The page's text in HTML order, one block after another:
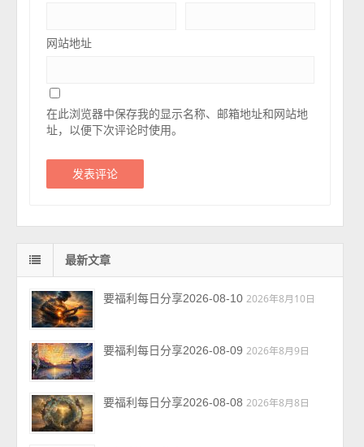
网站地址
在此浏览器中保存我的显示名称、邮箱地址和网站地
址，以便下次评论时使用。
最新文章
要福利每日分享2026-08-10 2026年8月10日
要福利每日分享2026-08-09 2026年8月9日
要福利每日分享2026-08-08 2026年8月8日